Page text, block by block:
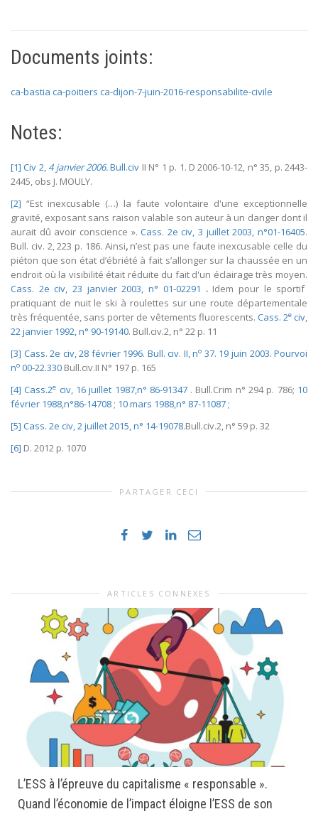
Documents joints:
ca-bastia ca-poitiers ca-dijon-7-juin-2016-responsabilite-civile
Notes:
[1] Civ 2, 4 janvier 2006.Bull.civ II N° 1 p. 1. D 2006-10-12, n° 35, p. 2443-
2445, obs J. MOULY.
[2] “Est inexcusable (…) la faute volontaire d'une exceptionnelle
gravité, exposant sans raison valable son auteur à un danger dont il
aurait dû avoir conscience ».Cass. 2e civ, 3 juillet 2003, n°01-16405.
Bull. civ. 2, 223 p. 186. Ainsi, n’est pas une faute inexcusable celle du
piéton que son état d’ébriété à fait s’allonger sur la chaussée en un
endroit où la visibilité était réduite du fait d'un éclairage très moyen.
Cass. 2e civ, 23 janvier 2003, n° 01-02291 .Idem pour le sportif
pratiquant de nuit le ski à roulettes sur une route départementale
très fréquentée, sans porter de vêtements fluorescents. Cass. 2eciv,
22 janvier 1992, n° 90-19140. Bull.civ.2, n° 22 p. 11
[3] Cass. 2e civ, 28 février 1996. Bull. civ. II, no 37. 19 juin 2003. Pourvoi
no 00-22.330 Bull.civ.II N° 197 p. 165
[4] Cass.2e civ, 16 juillet 1987,n° 86-91347 . Bull.Crim n° 294 p. 786; 10
février 1988,n°86-14708 ; 10 mars 1988,n° 87-11087 ;
[5] Cass. 2e civ, 2 juillet 2015, n° 14-19078.Bull.civ.2, n° 59 p. 32
[6] D. 2012 p. 1070
PARTAGER CECI
ARTICLES CONNEXES
L’ESS à l’épreuve du capitalisme « responsable ».
Quand l’économie de l’impact éloigne l’ESS de son